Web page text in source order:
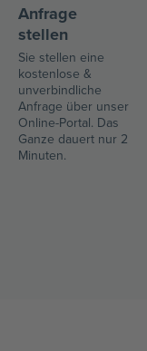
Anfrage
stellen​
Sie stellen eine
kostenlose &
unverbindliche
Anfrage über unser
Online-Portal. Das
Ganze dauert nur 2
Minuten.​